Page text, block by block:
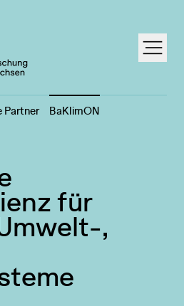
Partner BaKlimON
für
,